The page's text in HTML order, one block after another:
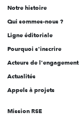
l'engagement
Notre histoire
Qui sommes-nous ?
Ligne éditoriale
Pourquoi s'inscrire
Acteurs de l'engagement
Actualités
Appels à projets
Mission RSE